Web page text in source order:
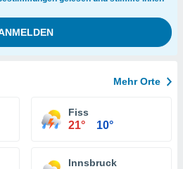
Mehr Orte
Fiss
21° 10°
Innsbruck